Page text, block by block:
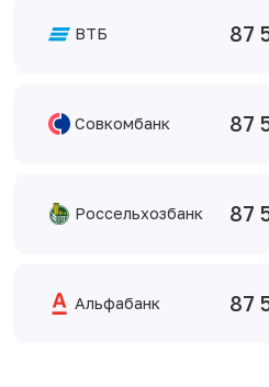
ВТБ 87
Совкомбанк 87
Россельхозбанк 87
Альфабанк 87